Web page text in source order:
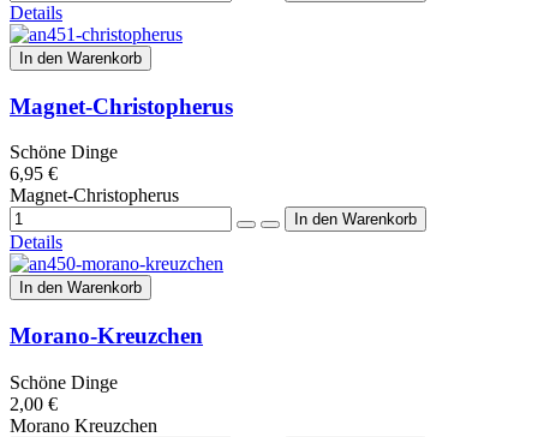
Details
In den Warenkorb
Magnet-Christopherus
Schöne Dinge
6,95 €
Magnet-Christopherus
Details
In den Warenkorb
Morano-Kreuzchen
Schöne Dinge
2,00 €
Morano Kreuzchen